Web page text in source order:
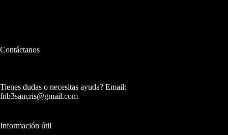
Contáctanos
Tienes dudas o necesitas ayuda? Email:
fnb3sancris@gmail.com
Información útil